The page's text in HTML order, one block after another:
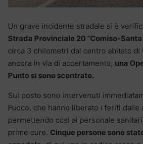
Un grave incidente stradale si è
Strada Provinciale 20 “Comiso-
circa 3 chilometri dal centro abitato di
ancora in via di accertamento, una
Punto si sono scontrate.
Sul posto sono intervenuti
Fuoco, che hanno liberato i feriti dalle
permettendo così al personale
prime cure. Cinque persone sono